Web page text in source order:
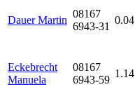
Dauer Martin
08167
6943-31
0.04
Eckebrecht
Manuela
08167
6943-59
1.14